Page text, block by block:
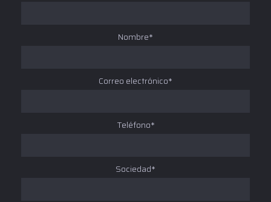
Nombre*
Correo electrónico*
Teléfono*
Sociedad*